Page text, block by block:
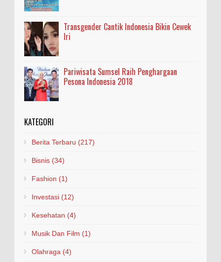
Transgender Cantik Indonesia Bikin Cewek
Iri
Pariwisata Sumsel Raih Penghargaan
Pesona Indonesia 2018
KATEGORI
Berita Terbaru (217)
Bisnis (34)
Fashion (1)
Investasi (12)
Kesehatan (4)
Musik Dan Film (1)
Olahraga (4)